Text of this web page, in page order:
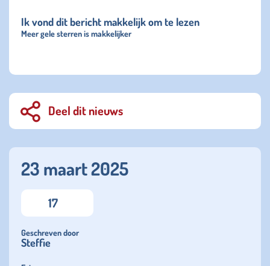
Ik vond dit bericht makkelijk om te lezen
Meer gele sterren is makkelijker
Deel dit nieuws
23 maart 2025
17
Geschreven door
Steffie